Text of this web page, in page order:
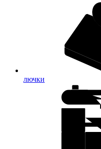
лючки